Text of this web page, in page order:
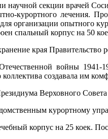
научной секции врачей
курортного лечения.
организации опытного
спальный корпус на 50
края
войны 1941-
коллектива создавала им
Верховного
курортному
корпус на 25 коек.